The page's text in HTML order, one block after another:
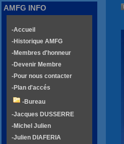
AMFG INFO
-Accueil
-Historique AMFG
-Membres d'honneur
-Devenir Membre
-Pour nous contacter
-Plan d'accés
-Bureau
-Jacques DUSSERRE
-Michel Julien
-Julien DIAFERIA